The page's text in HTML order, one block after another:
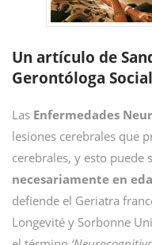
Un artículo de
Gerontóloga Social
Las Enfermedades
lesiones cerebrales que
cerebrales, y esto puede
necesariamente en
defiende el Geriatra
Longevité y Sorbonne